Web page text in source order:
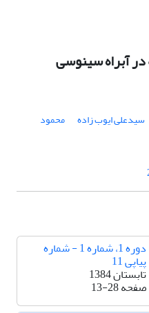
آبراه سینوسی
سیدعلی ایوب زاده محمود
دوره 1، شماره 1 - شماره
پیاپی 11
تابستان 1384
صفحه13-28